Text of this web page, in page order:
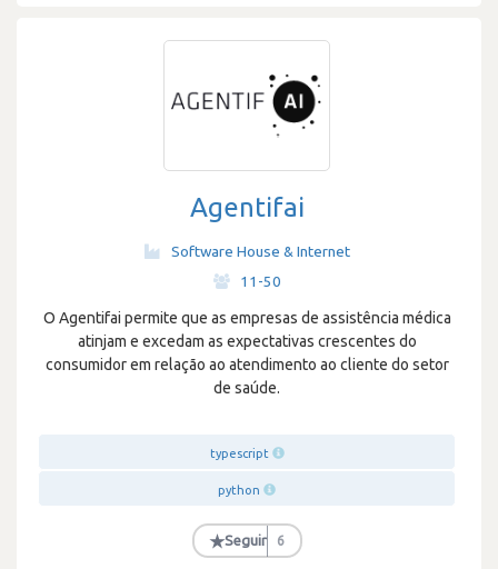
Agentifai
Software House & Internet
11-50
O Agentifai permite que as empresas de assistência médica
atinjam e excedam as expectativas crescentes do
consumidor em relação ao atendimento ao cliente do setor
de saúde.
typescript
python
★Seguir 6